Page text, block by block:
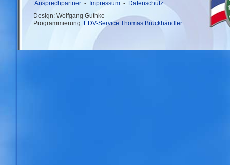
Ansprechpartner - Impressum - Datenschutz
Design: Wolfgang Guthke
Programmierung: EDV-Service Thomas Brückhändler